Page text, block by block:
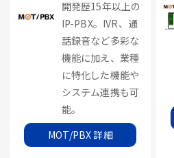
開発歴15年以上の
IP-PBX。IVR、通
話録音など多彩な
機能に加え、業種
に特化した機能や
システム連携も可
能。
MOT/PBX 詳細